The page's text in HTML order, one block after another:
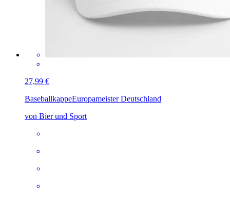
27,99 €
BaseballkappeEuropameister Deutschland
von Bier und Sport